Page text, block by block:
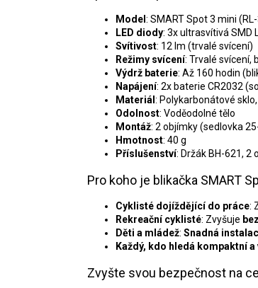
Model : SMART Spot 3 mini
LED diody: 3x ultrasvítivá SMD
Svítivost: 12 lm (trvalé svícení)
Režimy svícení: Trvalé svícení,
Výdrž baterie: Až 160 hodin
Napájení: 2x baterie CR2032
Materiál : Polykarbonátové
Odolnost: Voděodolné tělo
Montáž: 2 objímky (sedlovka
Hmotnost: 40 g
Příslušenství: Držák BH-621, 2
Pro koho je blikačka SMART
Cyklisté dojíždějící do práce:
Rekreační cyklisté: Zvyšuje
Děti a mládež: Snadná
Každý, kdo hledá kompaktní
Zvyšte svou bezpečnost na